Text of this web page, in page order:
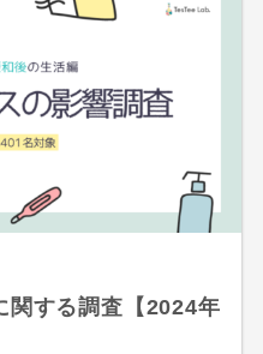
関する調査【2024年